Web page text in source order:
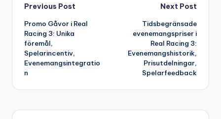
Post
navigation
Previous Post
Promo Gåvor i Real
Racing 3: Unika
föremål,
Spelarincentiv,
Evenemangsintegratio
n
Next Post
Tidsbegränsade
evenemangspriser i
Real Racing 3:
Evenemangshistorik,
Prisutdelningar,
Spelarfeedback